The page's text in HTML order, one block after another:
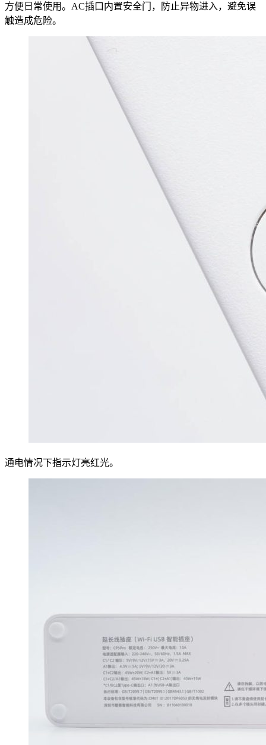
方便日常使用。AC插口内置安全门，防止异物进入，避免误
触造成危险。
通电情况下指示灯亮红光。